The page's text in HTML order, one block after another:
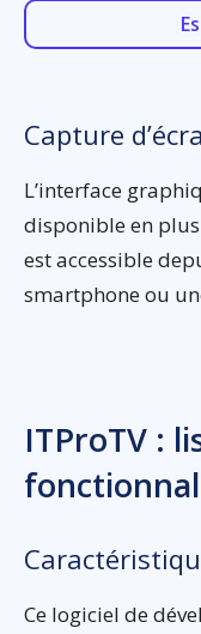
Capture
L’interface
disponible en
est accessible
smartphone ou
ITProTV :
Ce logiciel de